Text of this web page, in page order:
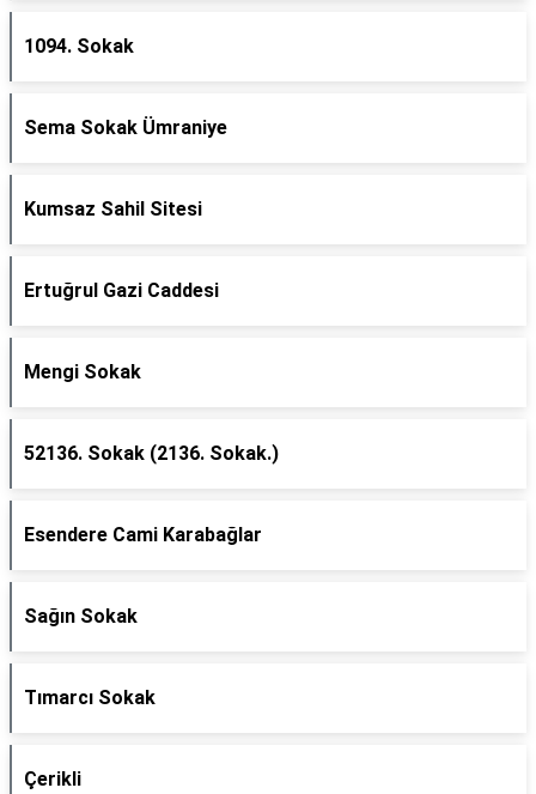
1094. Sokak
Sema Sokak Ümraniye
Kumsaz Sahil Sitesi
Ertuğrul Gazi Caddesi
Mengi Sokak
52136. Sokak (2136. Sokak.)
Esendere Cami Karabağlar
Sağın Sokak
Tımarcı Sokak
Çerikli